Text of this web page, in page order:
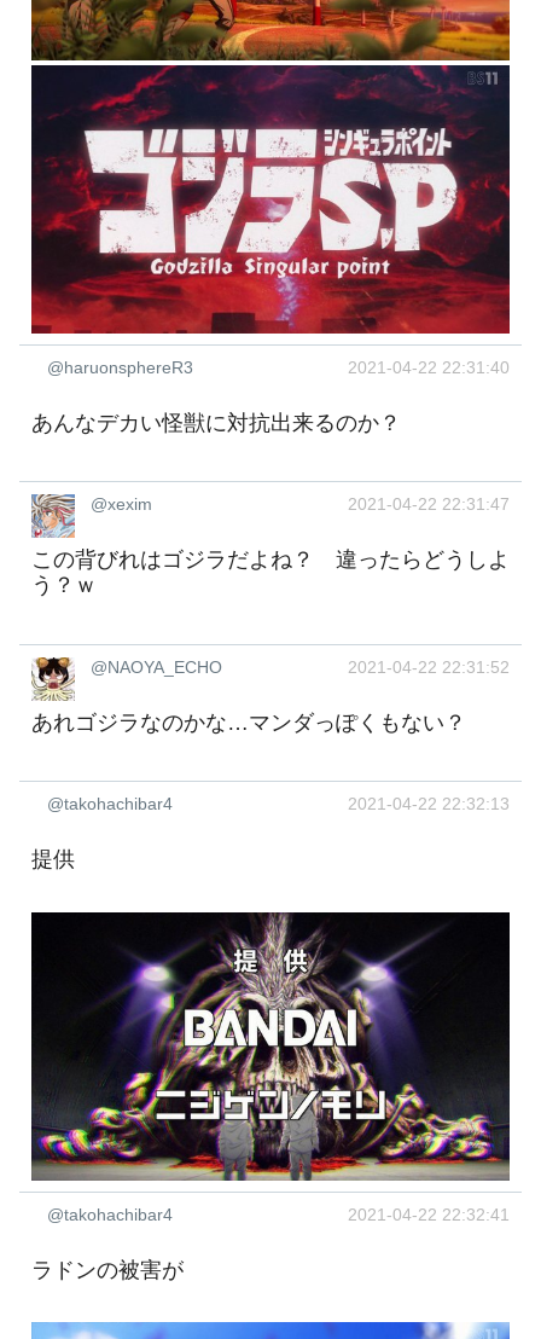
@haruonsphereR3 2021-04-22 22:31:40
あんなデカい怪獣に対抗出来るのか？
@xexim 2021-04-22 22:31:47
この背びれはゴジラだよね？ 違ったらどうしよ
う？ｗ
@NAOYA_ECHO 2021-04-22 22:31:52
あれゴジラなのかな…マンダっぽくもない？
@takohachibar4 2021-04-22 22:32:13
提供
@takohachibar4 2021-04-22 22:32:41
ラドンの被害が